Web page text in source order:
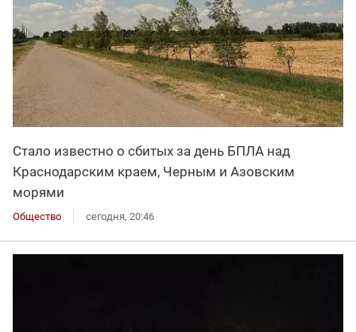
Стало известно о сбитых за день БПЛА над
Краснодарским краем, Черным и Азовским
морями
Общество сегодня, 20:46